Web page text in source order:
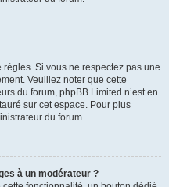
Si vous ne respectez pas une
Veuillez noter que cette
du forum, phpBB Limited n’est en
sur cet espace. Pour plus
du forum.
à un modérateur ?